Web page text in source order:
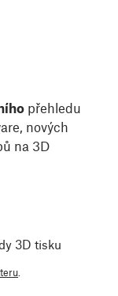
přehledu
nových
na 3D
3D tisku